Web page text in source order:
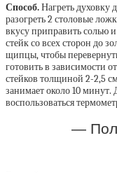
Способ.Нагреть духовку
разогреть 2 столовые
вкусу приправить солью
стейк со всех сторон до
щипцы, чтобы
готовить в зависимости
стейков толщиной 2-2,5
занимает около 10
воспользоваться
—